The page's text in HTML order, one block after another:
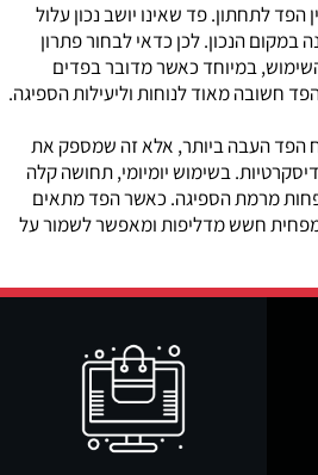
לתחתון. פד שאינו יושב נכון עלול
במקום הנכון. לכן כדאי לבחור פתרון
במיוחד כאשר מדובר בפדים
חשובה מאוד לנוחות וליעילות הספיגה.
הפד העבה ביותר, אלא זה שמספק את
בשימוש יומיומי, תחושה קלה
פחות מרמת הספיגה. כאשר הפד מתאים
חשש מדליפות ומאפשר לשמור על